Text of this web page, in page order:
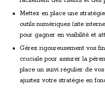
Mettez en place une
outils numériques (site
pour gagner en visibilité et
Gérez rigoureusement vos
cruciale pour assurer la
place un suivi régulier de
ajustez votre stratégie en